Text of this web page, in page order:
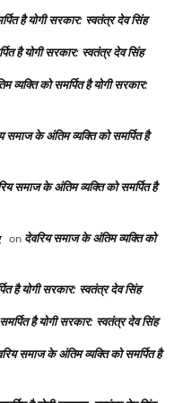
है योगी सरकार: स्वतंत्र देव सिंह
है योगी सरकार: स्वतंत्र देव सिंह
व्यक्ति को समर्पित है योगी सरकार:
समाज के अंतिम व्यक्ति को समर्पित है
समाज के अंतिम व्यक्ति को समर्पित है
on देवरिय समाज के अंतिम व्यक्ति को
है योगी सरकार: स्वतंत्र देव सिंह
है योगी सरकार: स्वतंत्र देव सिंह
समाज के अंतिम व्यक्ति को समर्पित है